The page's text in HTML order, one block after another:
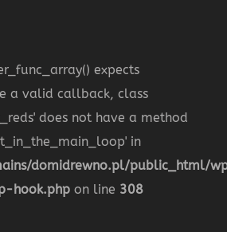
expects
a valid callback, class
does not have a method
in
domidrewno.pl/public_html/
hook.php on line 308